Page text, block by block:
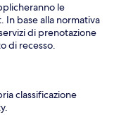
le
In base alla normativa
di prenotazione
di recesso.
classificazione